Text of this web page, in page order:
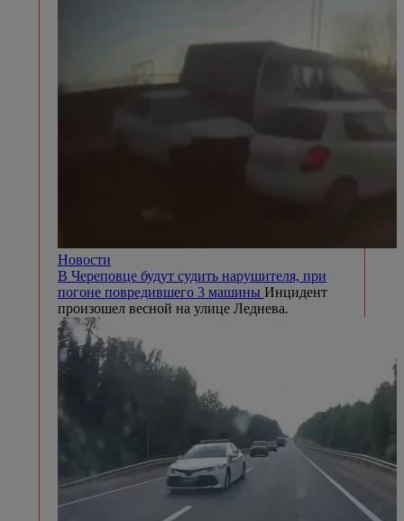
Новости
В Череповце будут судить нарушителя, при
погоне повредившего 3 машины Инцидент
произошел весной на улице Леднева.